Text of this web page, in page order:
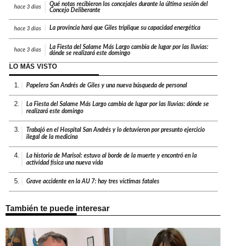
hace 3 días
Qué notas recibieron los concejales durante la última sesión del
Concejo Deliberante
hace 3 días La provincia hará que Giles triplique su capacidad energética
hace 3 días
La Fiesta del Salame Más Largo cambia de lugar por las lluvias:
dónde se realizará este domingo
LO MÁS VISTO
1. Papelera San Andrés de Giles y una nueva búsqueda de personal
2.
La Fiesta del Salame Más Largo cambia de lugar por las lluvias: dónde se
realizará este domingo
3.
Trabajó en el Hospital San Andrés y lo detuvieron por presunto ejercicio
ilegal de la medicina
4.
La historia de Marisol: estuvo al borde de la muerte y encontró en la
actividad física una nueva vida
5. Grave accidente en la AU 7: hay tres víctimas fatales
También te puede interesar